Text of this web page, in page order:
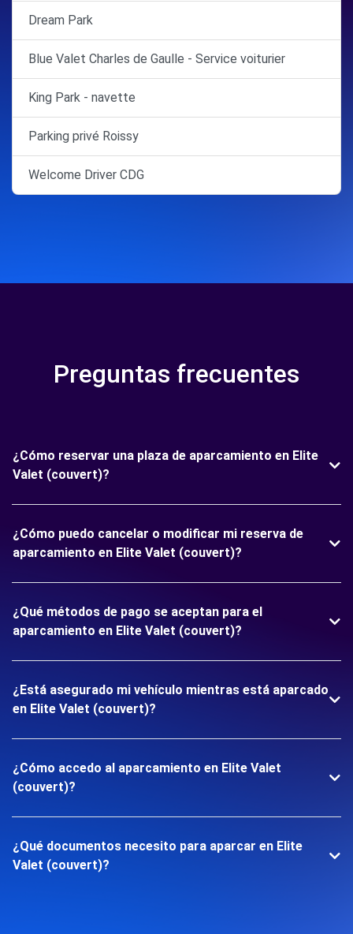
Dream Park
Blue Valet Charles de Gaulle - Service voiturier
King Park - navette
Parking privé Roissy
Welcome Driver CDG
Preguntas frecuentes
¿Cómo reservar una plaza de aparcamiento en Elite
Valet (couvert)?
¿Cómo puedo cancelar o modificar mi reserva de
aparcamiento en Elite Valet (couvert)?
¿Qué métodos de pago se aceptan para el
aparcamiento en Elite Valet (couvert)?
¿Está asegurado mi vehículo mientras está aparcado
en Elite Valet (couvert)?
¿Cómo accedo al aparcamiento en Elite Valet
(couvert)?
¿Qué documentos necesito para aparcar en Elite
Valet (couvert)?